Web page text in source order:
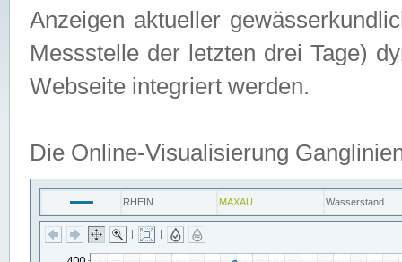
Anzeigen aktueller
Messstelle der letzten drei Tage)
Webseite integriert werden.
Die Online-Visualisierung